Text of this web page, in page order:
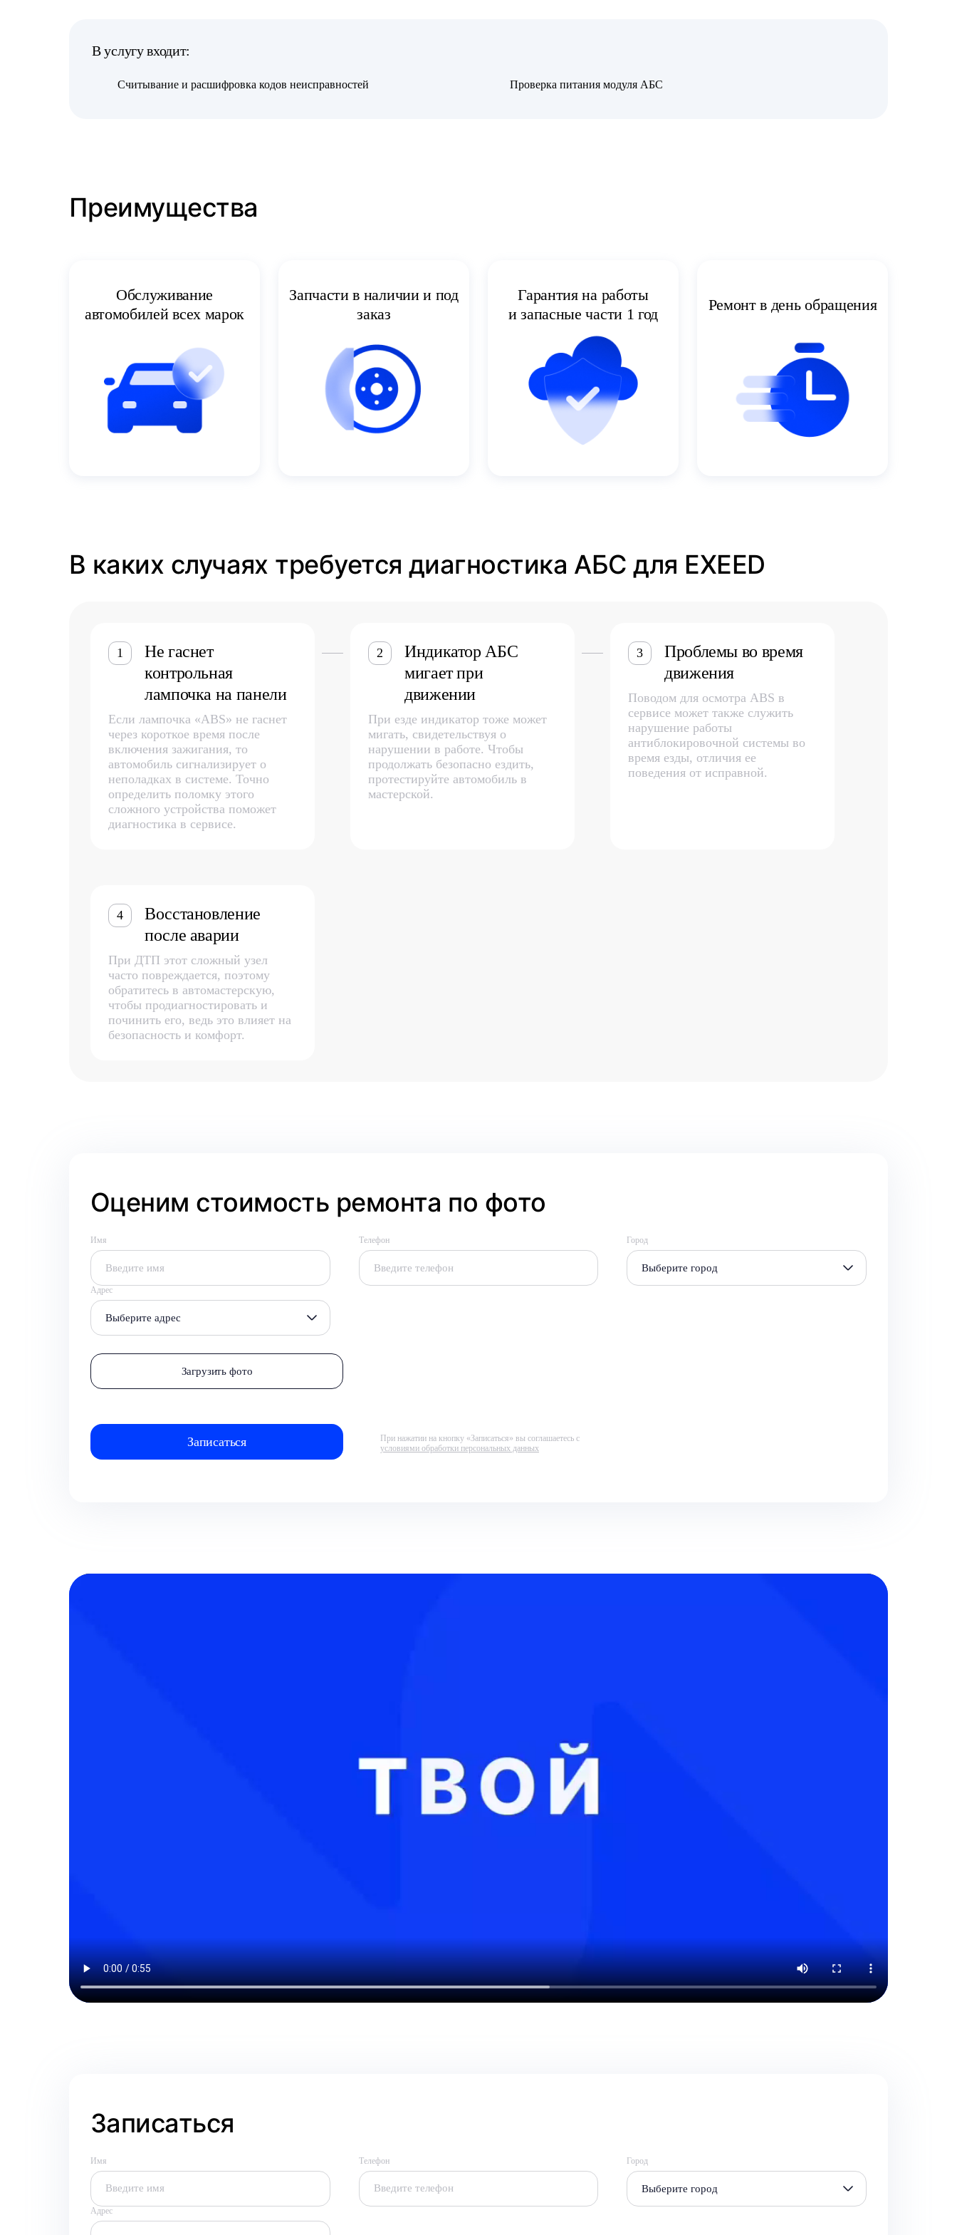
В услугу входит:
Считывание и расшифровка кодов неисправностей Проверка питания модуля АБС
Преимущества
Обслуживание
автомобилей всех марок
Запчасти в наличии и под
заказ
Гарантия на работы
и запасные части 1 год
Ремонт в день обращения
В каких случаях требуется диагностика АБС для EXEED
1
Не гаснет
контрольная
лампочка на панели
Если лампочка «ABS» не гаснет
через короткое время после
включения зажигания, то
автомобиль сигнализирует о
неполадках в системе. Точно
определить поломку этого
сложного устройства поможет
диагностика в сервисе.
2
Индикатор АБС
мигает при
движении
При езде индикатор тоже может
мигать, свидетельствуя о
нарушении в работе. Чтобы
продолжать безопасно ездить,
протестируйте автомобиль в
мастерской.
3
Проблемы во время
движения
Поводом для осмотра ABS в
сервисе может также служить
нарушение работы
антиблокировочной системы во
время езды, отличия ее
поведения от исправной.
4
Восстановление
после аварии
При ДТП этот сложный узел
часто повреждается, поэтому
обратитесь в автомастерскую,
чтобы продиагностировать и
починить его, ведь это влияет на
безопасность и комфорт.
Оценим стоимость ремонта по фото
Имя Телефон Город
Выберите город
Адрес
Выберите адрес
Загрузить фото
При нажатии на кнопку «Записаться» вы соглашаетесь с
условиями обработки персональных данных
Записаться
Имя Телефон Город
Выберите город
Адрес